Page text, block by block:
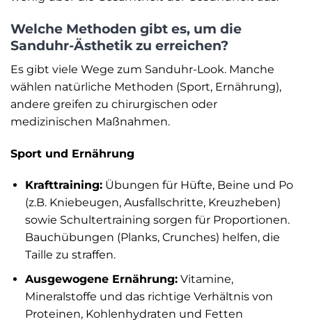
Welche Methoden gibt es, um die
Sanduhr-Ästhetik zu erreichen?
Es gibt viele Wege zum Sanduhr-Look. Manche
wählen natürliche Methoden (Sport, Ernährung),
andere greifen zu chirurgischen oder
medizinischen Maßnahmen.
Sport und Ernährung
Krafttraining:Übungen für Hüfte, Beine und Po
(z.B. Kniebeugen, Ausfallschritte, Kreuzheben)
sowie Schultertraining sorgen für Proportionen.
Bauchübungen (Planks, Crunches) helfen, die
Taille zu straffen.
Ausgewogene Ernährung:Vitamine,
Mineralstoffe und das richtige Verhältnis von
Proteinen, Kohlenhydraten und Fetten